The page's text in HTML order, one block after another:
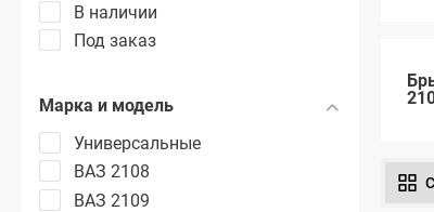
В наличии
Под заказ
Марка и модель
Универсальные
ВАЗ 2108
ВАЗ 2109